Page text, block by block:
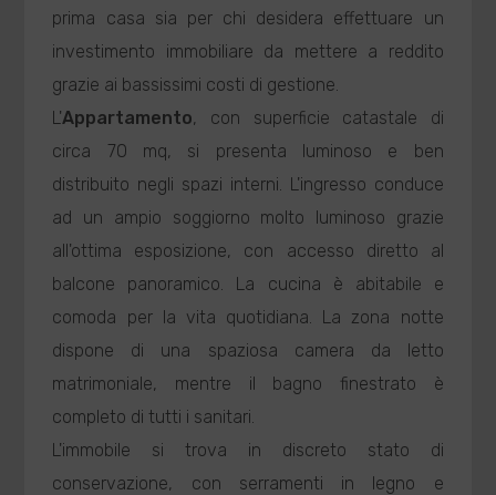
prima casa sia per chi desidera effettuare un
investimento immobiliare da mettere a reddito
grazie ai bassissimi costi di gestione.
L'Appartamento, con superficie catastale di
circa 70 mq, si presenta luminoso e ben
distribuito negli spazi interni. L'ingresso conduce
ad un ampio soggiorno molto luminoso grazie
all'ottima esposizione, con accesso diretto al
balcone panoramico. La cucina è abitabile e
comoda per la vita quotidiana. La zona notte
dispone di una spaziosa camera da letto
matrimoniale, mentre il bagno finestrato è
completo di tutti i sanitari.
L'immobile si trova in discreto stato di
conservazione, con serramenti in legno e